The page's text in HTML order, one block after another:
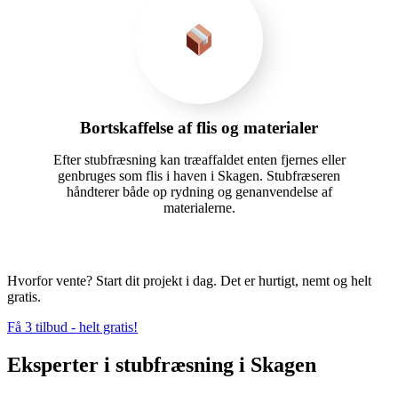
Bortskaffelse af flis og materialer
Efter stubfræsning kan træaffaldet enten fjernes eller
genbruges som flis i haven i Skagen. Stubfræseren
håndterer både op rydning og genanvendelse af
materialerne.
Hvorfor vente? Start dit projekt i dag. Det er hurtigt, nemt og helt
gratis.
Få 3 tilbud - helt gratis!
Eksperter i stubfræsning i Skagen